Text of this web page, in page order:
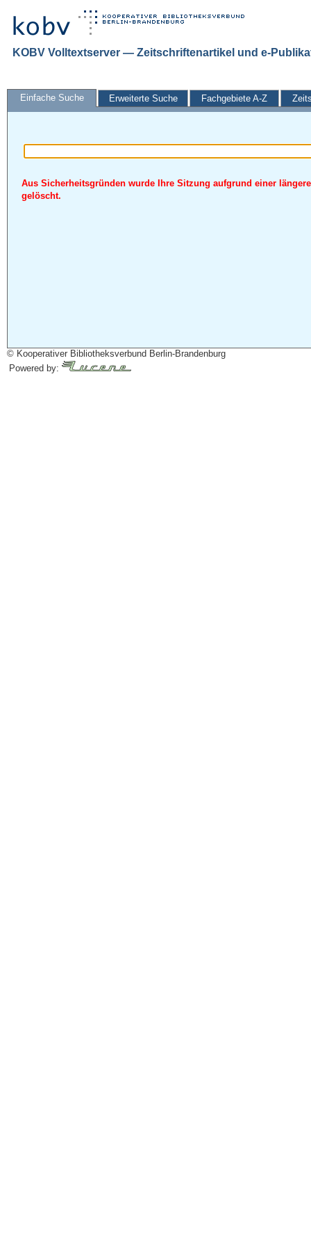
KOBV Volltextserver — Zeitschriftenartikel und e-
Einfache Suche Erweiterte Suche Fachgebiete A-Z
Aus Sicherheitsgründen wurde Ihre Sitzung aufgrund einer
gelöscht.
© Kooperativer Bibliotheksverbund Berlin-Brandenburg
Powered by: